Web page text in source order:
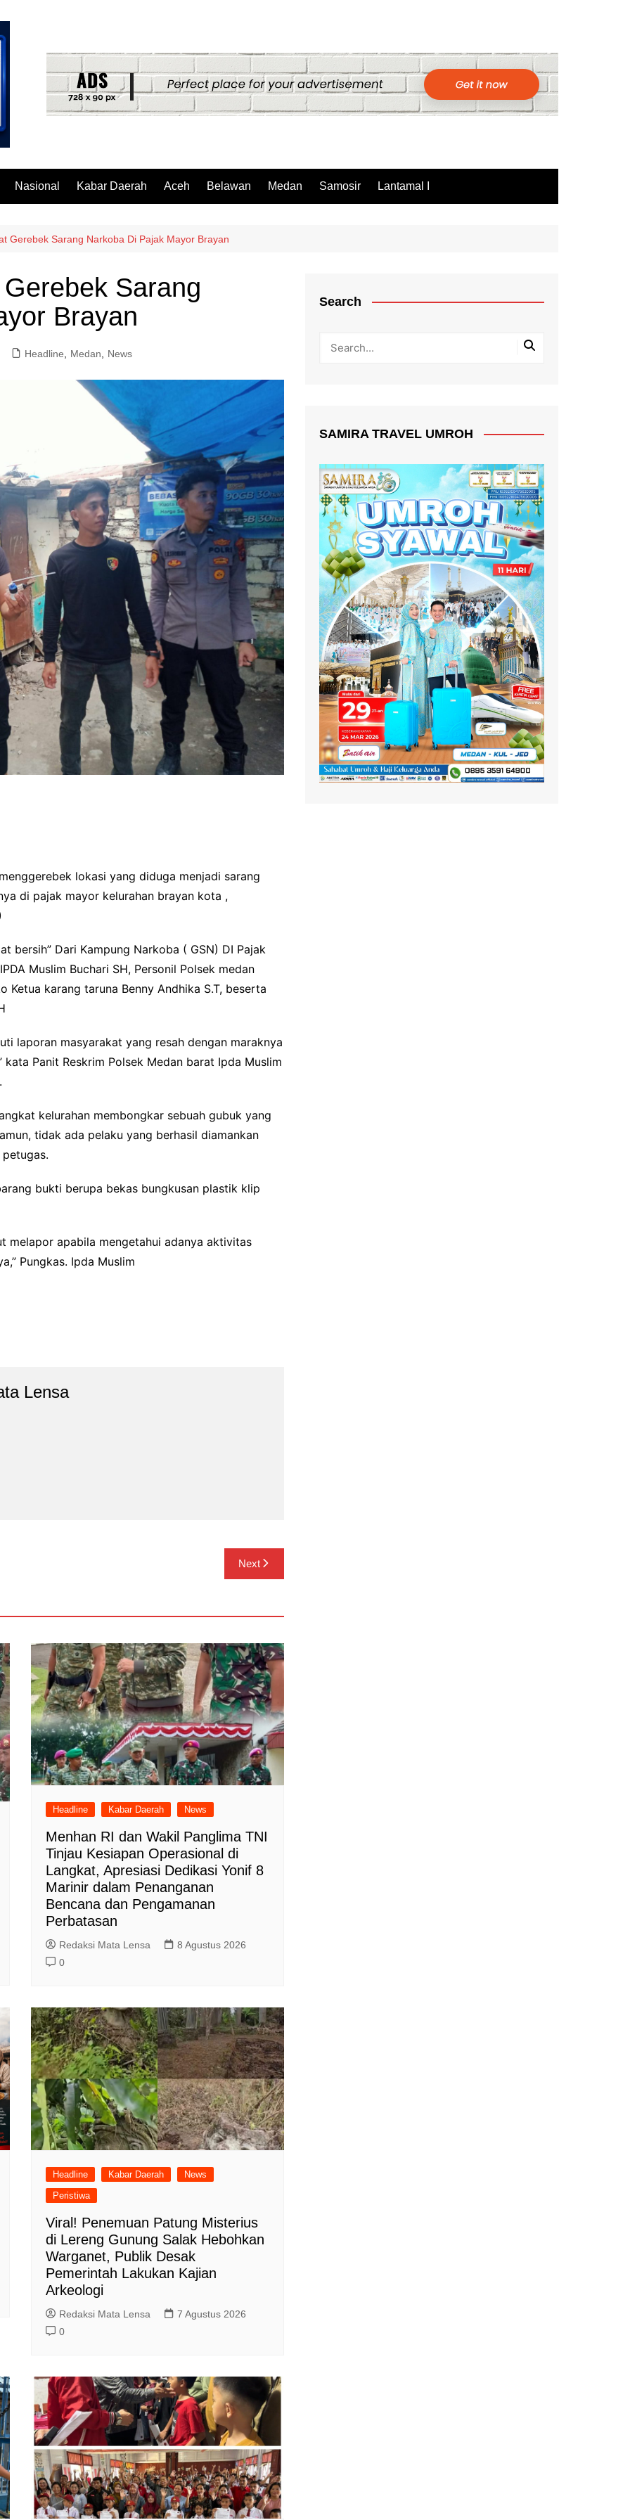
Nasional Kabar Daerah Aceh Belawan Medan Samosir Lantamal I
Gerebek Sarang Narkoba Di Pajak Mayor Brayan
Sarang
Brayan
Headline Medan News
lokasi yang diduga menjadi sarang
di pajak mayor kelurahan brayan kota ,
bersih” Dari Kampung Narkoba ( GSN) DI Pajak
Muslim Buchari SH, Personil Polsek medan
karang taruna Benny Andhika S.T, beserta
laporan masyarakat yang resah dengan maraknya
Panit Reskrim Polsek Medan barat Ipda Muslim
kelurahan membongkar sebuah gubuk yang
tidak ada pelaku yang berhasil diamankan
bukti berupa bekas bungkusan plastik klip
melapor apabila mengetahui adanya aktivitas
Pungkas. Ipda Muslim
Lensa
Next
Headline Kabar Daerah News
Menhan RI dan Wakil Panglima TNI
Tinjau Kesiapan Operasional di
Langkat, Apresiasi Dedikasi Yonif 8
Marinir dalam Penanganan
Bencana dan Pengamanan
Perbatasan
Redaksi Mata Lensa
8 Agustus 2026
0
Headline Kabar Daerah
News
Peristiwa
Viral! Penemuan Patung Misterius
di Lereng Gunung Salak Hebohkan
Warganet, Publik Desak
Pemerintah Lakukan Kajian
Arkeologi
Redaksi Mata Lensa
7 Agustus 2026
0
Search
SAMIRA TRAVEL UMROH